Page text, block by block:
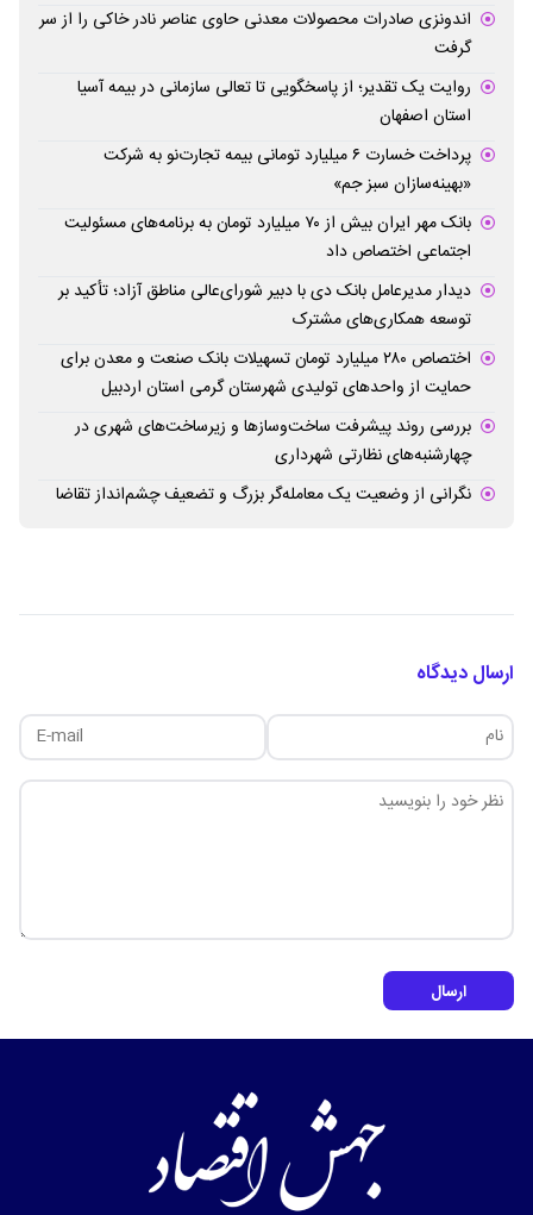
اندونزی صادرات محصولات معدنی حاوی عناصر نادر خاکی را از سر
گرفت
روایت یک تقدیر؛ از پاسخگویی تا تعالی سازمانی در بیمه آسیا
استان اصفهان
پرداخت خسارت ۶ میلیارد تومانی بیمه تجارت‌نو به شرکت
«بهینه‌سازان سبز جم»
بانک مهر ایران بیش از ۷۰ میلیارد تومان به برنامه‌های مسئولیت
اجتماعی اختصاص داد
دیدار مدیرعامل بانک دی با دبیر شورای‌عالی مناطق آزاد؛ تأکید بر
توسعه همکاری‌های مشترک
اختصاص ۲۸۰ میلیارد تومان تسهیلات بانک صنعت و معدن برای
حمایت از واحدهای تولیدی شهرستان گرمی استان اردبیل
بررسی روند پیشرفت ساخت‌وسازها و زیرساخت‌های شهری در
چهارشنبه‌های نظارتی شهرداری
نگرانی از وضعیت یک معامله‌گر بزرگ و تضعیف چشم‌انداز تقاضا
ارسال دیدگاه
ارسال